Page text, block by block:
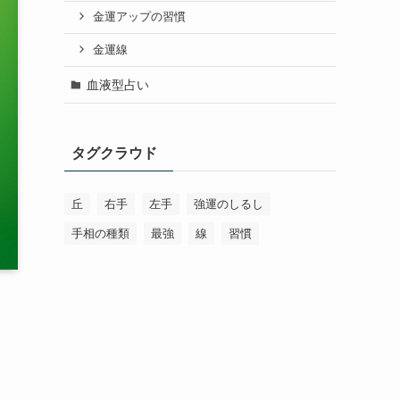
金運アップの習慣
金運線
血液型占い
タグクラウド
丘 右手 左手 強運のしるし
手相の種類 最強 線 習慣